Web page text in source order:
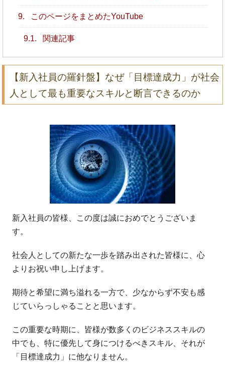
9. このページをまとめたYouTube
9.1. 関連記事
【新入社員の羅針盤】なぜ「目標達成力」が社会
人として最も重要なスキルと断言できるのか
新入社員の皆様、この度は誠におめでとうございま
す。
社会人としての新たな一歩を踏み出された皆様に、心
よりお祝い申し上げます。
期待と希望に満ち溢れる一方で、少なからず不安も感
じていらっしゃることと思います。
この重要な時期に、皆様が数多くのビジネススキルの
中でも、特に優先して身につけるべきスキル、それが
「目標達成力」に他なりません。